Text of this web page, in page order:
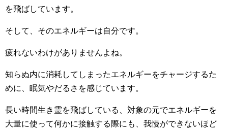
を飛ばしています。
そして、そのエネルギーは自分です。
疲れないわけがありませんよね。
知らぬ内に消耗してしまったエネルギーをチャージするた
めに、眠気やだるさを感じています。
長い時間生き霊を飛ばしている、対象の元でエネルギーを
大量に使って何かに接触する際にも、我慢ができないほど